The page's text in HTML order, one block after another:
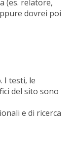
(es. relatore,
dovrei poi
I testi, le
del sito sono
e di ricerca